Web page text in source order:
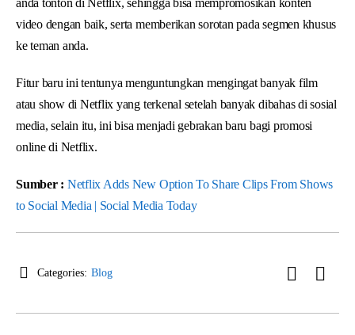
video dengan baik, serta memberikan sorotan pada segmen khusus
ke teman anda.
Fitur baru ini tentunya menguntungkan mengingat banyak film
atau show di Netflix yang terkenal setelah banyak dibahas di sosial
media, selain itu, ini bisa menjadi gebrakan baru bagi promosi
online di Netflix.
Sumber : Netflix Adds New Option To Share Clips From Shows
to Social Media | Social Media Today
Categories: Blog